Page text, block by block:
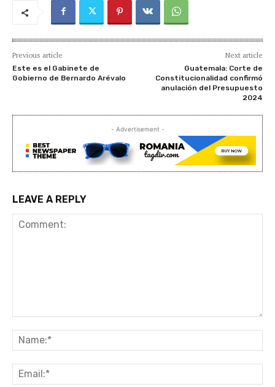
Previous article
Este es el Gabinete de
Gobierno de Bernardo Arévalo
Next article
Guatemala: Corte de
Constitucionalidad confirmó
anulación del Presupuesto
2024
- Advertisement -
LEAVE A REPLY